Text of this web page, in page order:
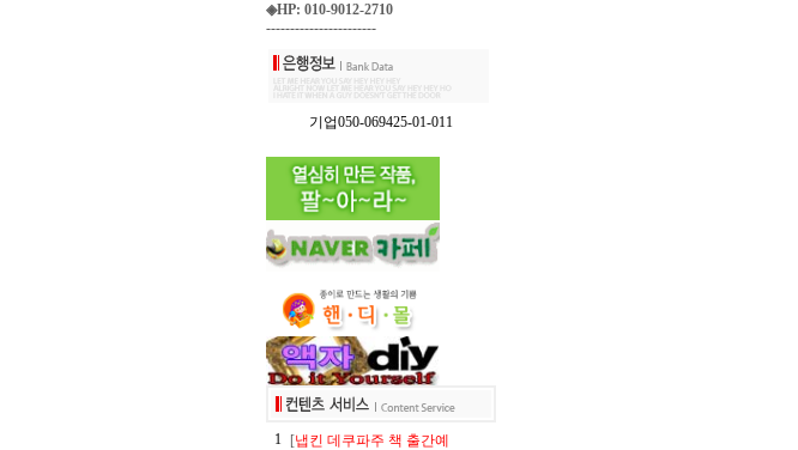
◈HP: 010-9012-2710
-----------------------
기업050-069425-01-011
1 [냅킨 데쿠파주 책 출간예